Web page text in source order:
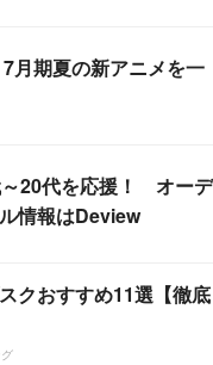
7月期夏の新アニメを一
20代を応援！ オーデ
情報はDeview
クおすすめ11選【徹底